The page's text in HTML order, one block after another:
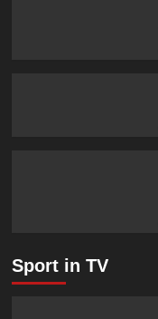
Sport in TV